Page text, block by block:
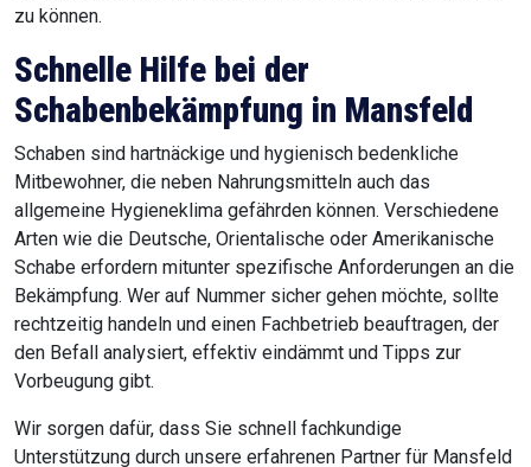
zu können.
Schnelle Hilfe bei der
Schabenbekämpfung in Mansfeld
Schaben sind hartnäckige und hygienisch bedenkliche
Mitbewohner, die neben Nahrungsmitteln auch das
allgemeine Hygieneklima gefährden können. Verschiedene
Arten wie die Deutsche, Orientalische oder Amerikanische
Schabe erfordern mitunter spezifische Anforderungen an die
Bekämpfung. Wer auf Nummer sicher gehen möchte, sollte
rechtzeitig handeln und einen Fachbetrieb beauftragen, der
den Befall analysiert, effektiv eindämmt und Tipps zur
Vorbeugung gibt.
Wir sorgen dafür, dass Sie schnell fachkundige
Unterstützung durch unsere erfahrenen Partner für Mansfeld